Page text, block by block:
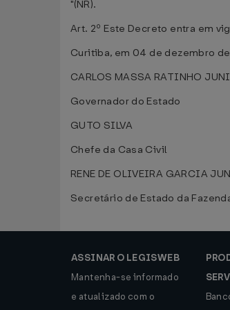
"(NR).
Art. 2º Este Decreto entra em
Curitiba, em 04 de dezembro
CARLOS MASSA RATINHO
Governador do Estado
GUTO SILVA
Chefe da Casa Civil
RENE DE OLIVEIRA GARCIA
Secretário de Estado da
ASSINAR O LEGISWEB
Mantenha-se informado
e atualizado com o